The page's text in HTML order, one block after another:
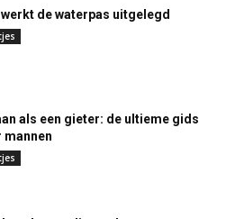
werkt de waterpas uitgelegd
als een gieter: de ultieme gids
mannen